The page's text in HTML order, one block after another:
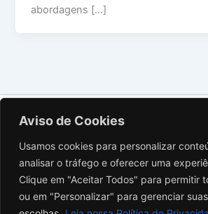
Aviso de Cookies
Usamos cookies para personalizar
analisar o tráfego e oferecer uma
Clique em "Aceitar Todos" para permitir
ou em "Personalizar" para gerenciar suas
abordagens […]
Política de
Termos de Uso
Aviso Legal
Instagram